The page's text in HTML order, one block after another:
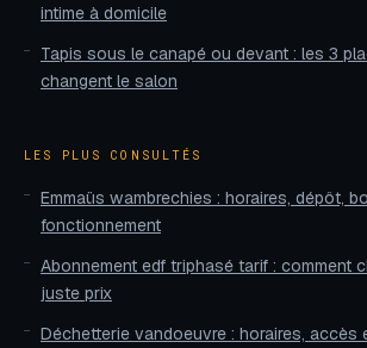
intime à domicile
Tapis sous le canapé ou devant : les 3
changent le salon
LES PLUS CONSULTÉS
Emmaüs wambrechies : horaires, dépôt,
fonctionnement
Abonnement edf triphasé tarif : comment
juste prix
Déchetterie vandoeuvre : horaires, accès